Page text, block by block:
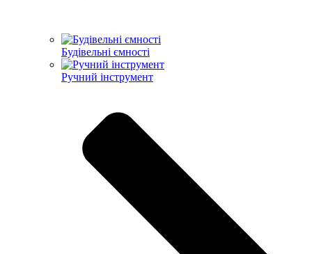
Будівельні ємності
Ручний інструмент